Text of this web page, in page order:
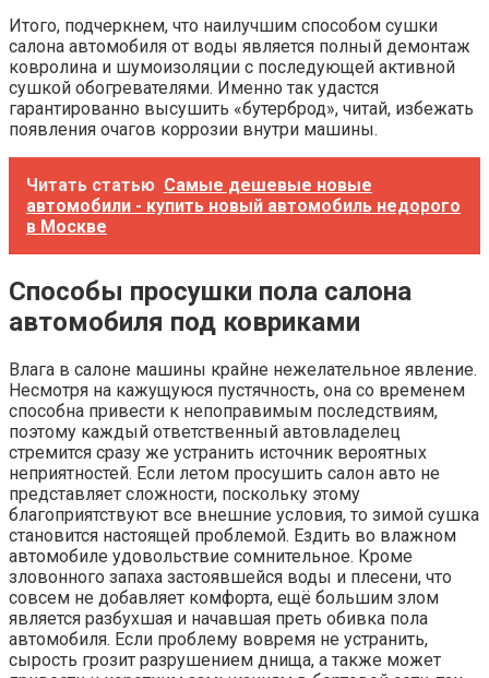
Итого, подчеркнем, что наилучшим способом сушки
салона автомобиля от воды является полный демонтаж
ковролина и шумоизоляции с последующей активной
сушкой обогревателями. Именно так удастся
гарантированно высушить «бутерброд», читай, избежать
появления очагов коррозии внутри машины.
Читать статью Самые дешевые новые
автомобили - купить новый автомобиль недорого
в Москве
Способы просушки пола салона
автомобиля под ковриками
Влага в салоне машины крайне нежелательное явление.
Несмотря на кажущуюся пустячность, она со временем
способна привести к непоправимым последствиям,
поэтому каждый ответственный автовладелец
стремится сразу же устранить источник вероятных
неприятностей. Если летом просушить салон авто не
представляет сложности, поскольку этому
благоприятствуют все внешние условия, то зимой сушка
становится настоящей проблемой. Ездить во влажном
автомобиле удовольствие сомнительное. Кроме
зловонного запаха застоявшейся воды и плесени, что
совсем не добавляет комфорта, ещё большим злом
является разбухшая и начавшая преть обивка пола
автомобиля. Если проблему вовремя не устранить,
сырость грозит разрушением днища, а также может